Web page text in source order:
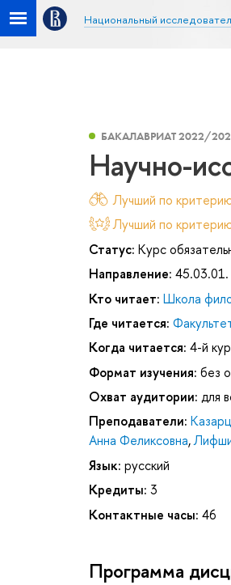
Национальный
БАКАЛАВРИАТ 2022/
Научно-
Лучший по
Лучший по
Статус: Курс
Направление: 45.03.01.
Кто читает: Школа
Где читается:
Когда читается: 4-й
Формат изучения: без
Охват аудитории: для
Преподаватели:
Анна Феликсовна,
Язык: русский
Кредиты: 3
Контактные часы: 46
Программа